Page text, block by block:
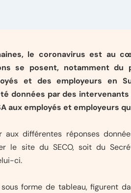
le coronavirus est au
se posent, notamment
et des employeurs en
données par des
aux employés et employeurs
différentes réponses
le site du SECO, soit du
ci.
forme de tableau, figurent